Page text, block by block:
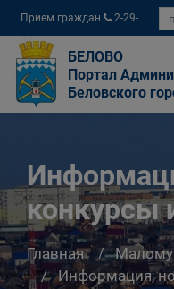
Прием граждан
2-29-
04
БЕЛОВО
Портал
Беловского
конкурсы
Главная
Малому
Информация,